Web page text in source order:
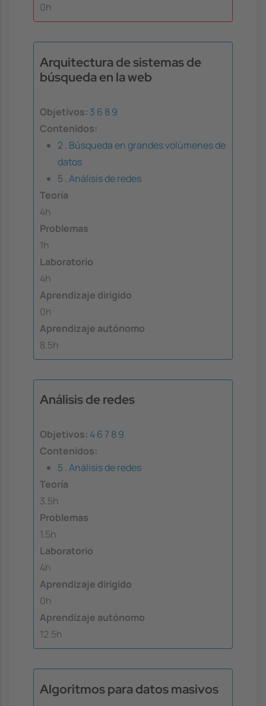
0h
Arquitectura de sistemas de
búsqueda en la web
Objetivos: 3 6 8 9
Contenidos:
2 . Búsqueda en grandes volúmenes de
datos
5 . Análisis de redes
Teoría
4h
Problemas
1h
Laboratorio
4h
Aprendizaje dirigido
0h
Aprendizaje autónomo
8.5h
Análisis de redes
Objetivos: 46 7 8 9
Contenidos:
5 . Análisis de redes
Teoría
3.5h
Problemas
1.5h
Laboratorio
4h
Aprendizaje dirigido
0h
Aprendizaje autónomo
12.5h
Algoritmos para datos masivos